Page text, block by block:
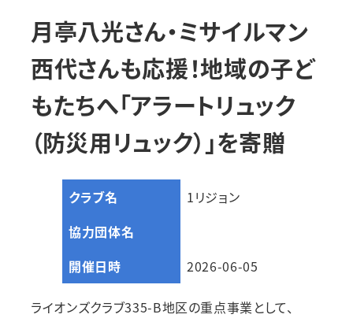
月亭八光さん・ミサイルマン
西代さんも応援！地域の子ど
もたちへ「アラートリュック
（防災用リュック）」を寄贈
クラブ名
1リジョン
協力団体名
開催日時
2026-06-05
ライオンズクラブ335-B地区の重点事業として、